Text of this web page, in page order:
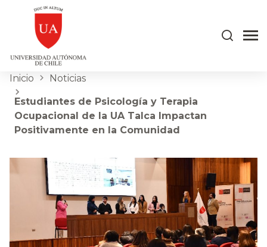
Inicio Noticias
Estudiantes de Psicología y Terapia
Ocupacional de la UA Talca Impactan
Positivamente en la Comunidad